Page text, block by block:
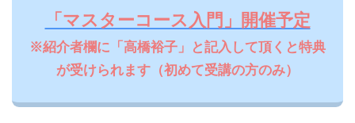
「マスターコース入門」開催予定
※紹介者欄に「高橋裕子」と記入して頂くと特典
が受けられます（初めて受講の方のみ）